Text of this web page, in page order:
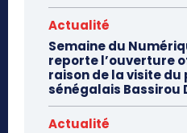
Actualité
Semaine du
reporte l’ouverture
raison de la visite du
sénégalais Bassirou
Actualité